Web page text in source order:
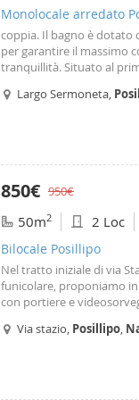
Monolocale arredato
coppia. Il bagno è dotato
per garantire il massimo
tranquillità. Situato al
questa opportunità! Per
Largo Sermoneta,
850€ 950€
50m2 2 Loc
Bilocale Posillipo
Nel tratto iniziale di via
funicolare, proponiamo
con portiere e
camera da letto. Ogni
sanitaria. Disponibile
Via stazio, Posillipo,